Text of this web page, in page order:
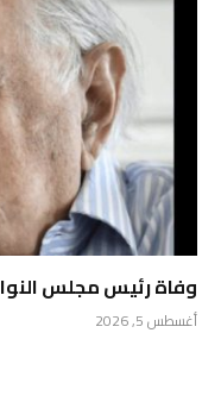
وفاة رئيس مجلس
أغسطس 5, 2026